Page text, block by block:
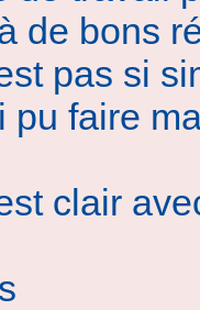
de bons
pas si
pu faire
clair